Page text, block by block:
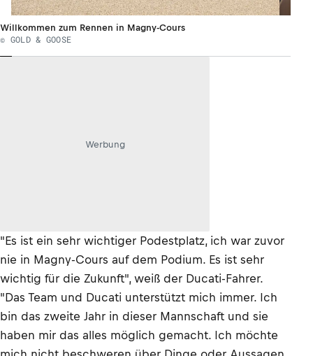
Willkommen zum Rennen in Magny-Cours
© GOLD & GOOSE
Werbung
"Es ist ein sehr wichtiger Podestplatz, ich war zuvor
nie in Magny-Cours auf dem Podium. Es ist sehr
wichtig für die Zukunft", weiß der Ducati-Fahrer.
"Das Team und Ducati unterstützt mich immer. Ich
bin das zweite Jahr in dieser Mannschaft und sie
haben mir das alles möglich gemacht. Ich möchte